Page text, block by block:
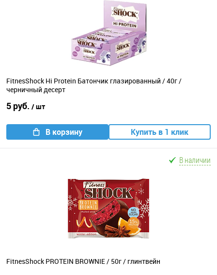
FitnesShock Hi Protein Батончик глазированный / 40г /
черничный десерт
5 руб. / шт
В корзину Купить в 1 клик
В наличии
FitnesShock PROTEIN BROWNIE / 50г / глинтвейн